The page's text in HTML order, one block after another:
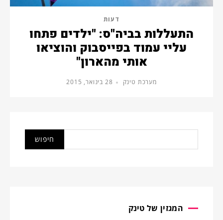
דעות
התעללות בביה"ס: "ילדים פתחו
עליי עמוד בפייסבוק והוציאו
אותי מהארון"
מערכת טינק 28 בינואר, 2015
המגזין של טינק